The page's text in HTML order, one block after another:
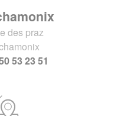
des praz
53 23 51